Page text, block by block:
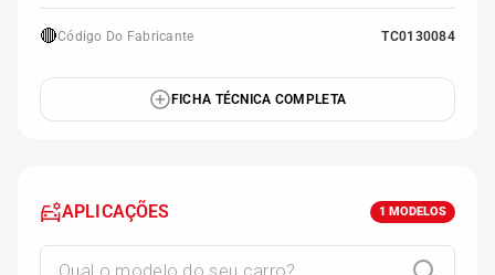
🔴Código Do Fabricante TC0130084
FICHA TÉCNICA COMPLETA
APLICAÇÕES 1 MODELOS